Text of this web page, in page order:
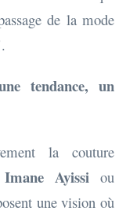
de la mode
tendance, un
la couture
Imane Ayissi ou
une vision où